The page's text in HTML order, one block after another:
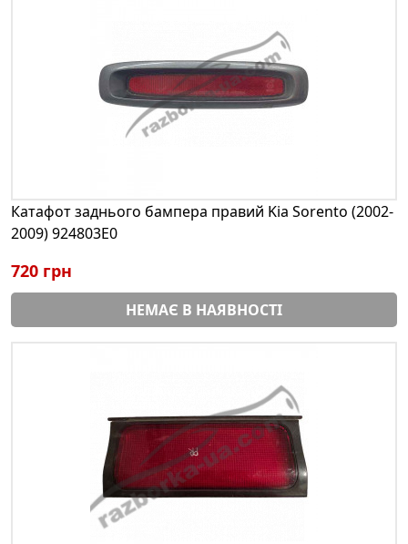
Катафот заднього бампера правий Kia Sorento (2002-
2009) 924803E0
720 грн
НЕМАЄ В НАЯВНОСТІ